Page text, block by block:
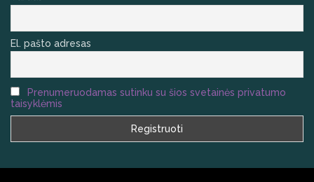
El. pašto adresas
Prenumeruodamas sutinku su šios svetainės privatumo
taisyklėmis